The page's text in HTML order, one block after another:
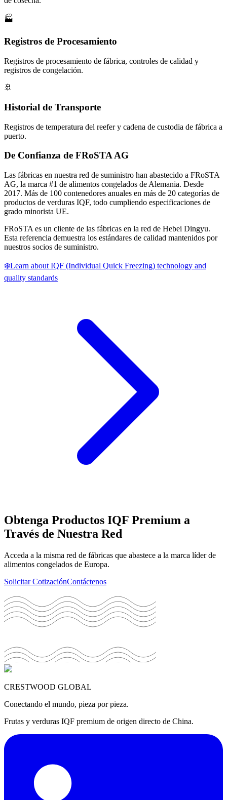
🏭
Registros de Procesamiento
Registros de procesamiento de fábrica, controles de calidad y
registros de congelación.
🚢
Historial de Transporte
Registros de temperatura del reefer y cadena de custodia de fábrica a
puerto.
De Confianza de FRoSTA AG
Las fábricas en nuestra red de suministro han abastecido a FRoSTA
AG, la marca #1 de alimentos congelados de Alemania. Desde
2017. Más de 100 contenedores anuales en más de 20 categorías de
productos de verduras IQF, todo cumpliendo especificaciones de
grado minorista UE.
FRoSTA es un cliente de las fábricas en la red de Hebei Dingyu.
Esta referencia demuestra los estándares de calidad mantenidos por
nuestros socios de suministro.
❄️Learn about IQF (Individual Quick Freezing) technology and
quality standards
Obtenga Productos IQF Premium a
Través de Nuestra Red
Acceda a la misma red de fábricas que abastece a la marca líder de
alimentos congelados de Europa.
Solicitar CotizaciónContáctenos
CRESTWOOD GLOBAL
Conectando el mundo, pieza por pieza.
Frutas y verduras IQF premium de origen directo de China.